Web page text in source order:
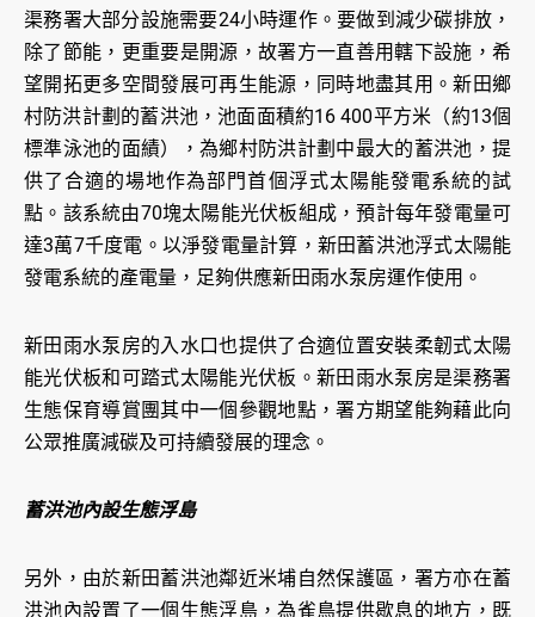
渠務署大部分設施需要24小時運作。要做到減少碳排放，
除了節能，更重要是開源，故署方一直善用轄下設施，希
望開拓更多空間發展可再生能源，同時地盡其用。新田鄉
村防洪計劃的蓄洪池，池面面積約16 400平方米（約13個
標準泳池的面績），為鄉村防洪計劃中最大的蓄洪池，提
供了合適的場地作為部門首個浮式太陽能發電系統的試
點。該系統由70塊太陽能光伏板組成，預計每年發電量可
達3萬7千度電。以淨發電量計算，新田蓄洪池浮式太陽能
發電系統的產電量，足夠供應新田雨水泵房運作使用。
新田雨水泵房的入水口也提供了合適位置安裝柔韌式太陽
能光伏板和可踏式太陽能光伏板。新田雨水泵房是渠務署
生態保育導賞團其中一個參觀地點，署方期望能夠藉此向
公眾推廣減碳及可持續發展的理念。
蓄洪池內設生態浮島
另外，由於新田蓄洪池鄰近米埔自然保護區，署方亦在蓄
洪池內設置了一個生態浮島，為雀鳥提供歇息的地方，既